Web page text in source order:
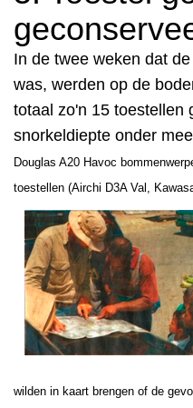
In de twee weken dat
was, werden op de
totaal zo'n 15 toestellen
snorkeldiepte onder
Douglas A20 Havoc
toestellen (Airchi D3A Val,
wilden in kaart brengen of de